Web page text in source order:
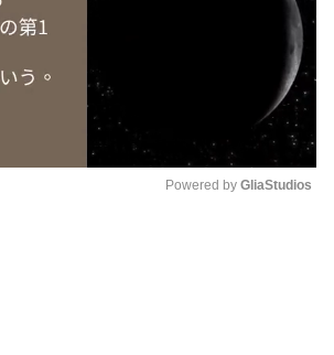
Powered by GliaStudios